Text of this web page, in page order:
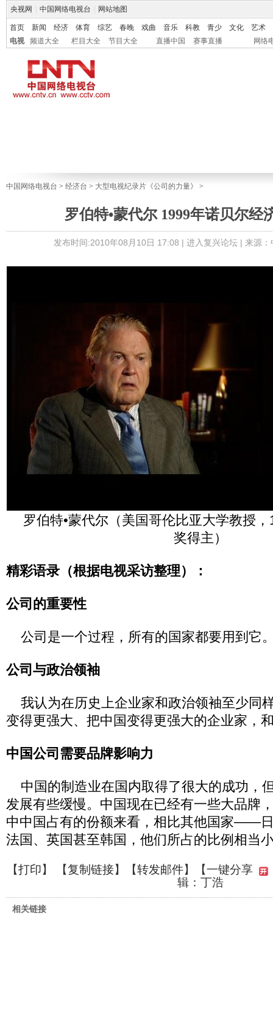
央视网 中国网络电视台 网站地图
首页 新闻 经济 体育 综艺 春晚 戏曲 音乐 科教 青少 文化
艺术
电视
频道大全 栏目大全 节目大全 直播中国 赛事直播 网络
中国网络电视台 > 经济台 > 大型电视纪录片《公司的力量》 >
罗伯特•蒙代尔 1999年诺贝尔经
发布时间:2010年08月10日 17:08 | 进入复兴论坛| 来源：
罗伯特•蒙代尔（美国哥伦比亚大学教授，
奖得主）
精彩语录（根据电视采访整理）：
公司的重要性
公司是一个过程，所有的国家都要用到它
公司与政治领袖
我认为在历史上企业家和政治领袖至少同
变得更强大、把中国变得更强大的企业家，
中国公司需要品牌影响力
中国的制造业在国内取得了很大的成功，
发展有些缓慢。中国现在已经有一些大品牌
中中国占有的份额来看，相比其他国家——
法国、英国甚至韩国，他们所占的比例相当
【打印】 【复制链接】【转发邮件】
【一键分享
辑：丁浩
相关链接